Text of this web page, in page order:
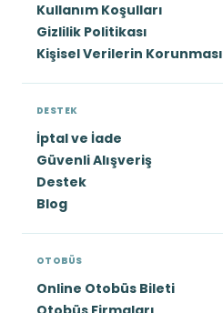
Kullanım Koşulları
Gizlilik Politikası
Kişisel Verilerin Korunması
DESTEK
İptal ve İade
Güvenli Alışveriş
Destek
Blog
OTOBÜS
Online Otobüs Bileti